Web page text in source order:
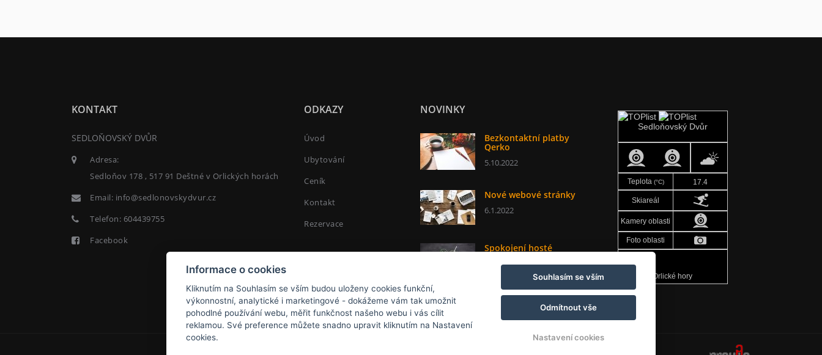
KONTAKT
SEDLOŇOVSKÝ DVŮR
Adresa:
Sedloňov 178 , 517 91 Deštné v Orlických horách
Email: info@sedlonovskydvur.cz
Telefon: 604439755
Facebook
ODKAZY
Úvod
Ubytování
Ceník
Kontakt
Rezervace
NOVINKY
Bezkontaktní platby
Qerko
5.10.2022
Nové webové stránky
6.1.2022
Spokojení hosté
6.1.2022
Orlické hory
Informace o cookies
Kliknutím na Souhlasím se vším budou uloženy cookies funkční,
výkonnostní, analytické i marketingové - dokážeme vám tak umožnit
pohodlné používání webu, měřit funkčnost našeho webu i vás cílit
reklamou. Své preference můžete snadno upravit kliknutím na Nastavení
cookies.
Souhlasím se vším
Odmítnout vše
Nastavení cookies